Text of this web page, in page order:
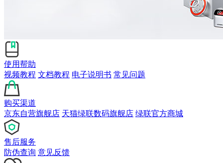
使用帮助
视频教程 文档教程 电子说明书 常见问题
购买渠道
京东自营旗舰店 天猫绿联数码旗舰店 绿联官方商城
售后服务
防伪查询 意见反馈